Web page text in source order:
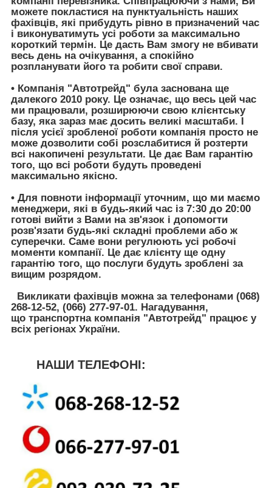
можете покластися на пунктуальність наших
фахівців, які прибудуть рівно в призначений час
і виконуватимуть усі роботи за максимально
короткий термін. Це дасть Вам змогу не вбивати
весь день на очікування, а спокійно
розпланувати його та робити свої справи.
• Компанія "Автотрейд" була заснована ще
далекого 2010 року. Це означає, що весь цей час
ми працювали, розширюючи свою клієнтську
базу, яка зараз має досить великі масштаби. І
після усієї зробленої роботи компанія просто не
може дозволити собі розслабитися й розтерти
всі накопичені результати. Це дає Вам гарантію
того, що всі роботи будуть проведені
максимально якісно.
• Для повноти інформації уточним, що ми маємо
менеджери, які в будь-який час із 7:30 до 20:00
готові вийти з Вами на зв'язок і допомогти
розв'язати будь-які складні проблеми або ж
суперечки. Саме вони регулюють усі робочі
моменти компанії. Це дає клієнту ще одну
гарантію того, що послуги будуть зроблені за
вищим розрядом.
Викликати фахівців можна за телефонами (068)
268-12-52, (066) 277-97-01. Нагадування,
що транспортна компанія "Автотрейд" працює у
всіх регіонах України.
НАШИ ТЕЛЕФОНІ: